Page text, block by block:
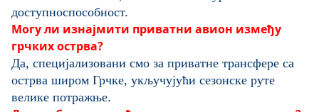
доступноспособност.
Могу ли изнајмити приватни авион између
грчких острва?
Да, специјализовани смо за приватне трансфере са
острва широм Грчке, укључујући сезонске руте
велике потражње.